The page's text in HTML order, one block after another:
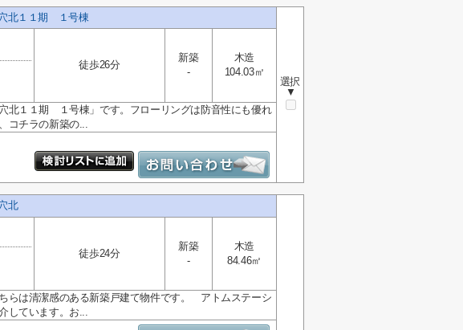
北１１期 １号棟
選択
▼
徒歩26分
新築
-
木造
104.03㎡
北１１期 １号棟」です。フローリングは防音性にも優れ
コチラの新築の...
北
徒歩24分
新築
-
木造
84.46㎡
らは清潔感のある新築戸建て物件です。 アトムステーシ
しています。お...